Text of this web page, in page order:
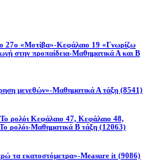
27ο «Μοτίβα»-Κεφάλαιο 19 «Γνωρίζω
στην προπαίδεια-Μαθηματικά Α και Β
μεγεθών»-Μαθηματικά Α τάξη (8541)
ρολόι Κεφάλαιο 47, Κεφάλαιο 48,
ρολόι-Μαθηματικά Β τάξη (12063)
τα εκατοστόμετρα»-Measure it (9086)